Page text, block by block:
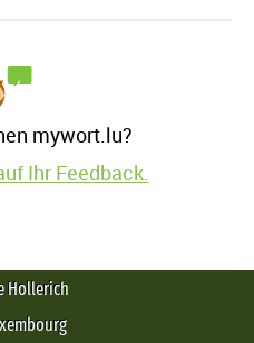
mywort.lu?
Ihr Feedback.
Hollerich